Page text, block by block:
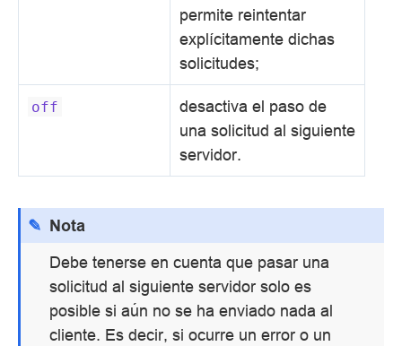
permite reintentar
explícitamente dichas
solicitudes;
off
desactiva el paso de
una solicitud al siguiente
servidor.
Nota
Debe tenerse en cuenta que pasar una
solicitud al siguiente servidor solo es
posible si aún no se ha enviado nada al
cliente. Es decir, si ocurre un error o un